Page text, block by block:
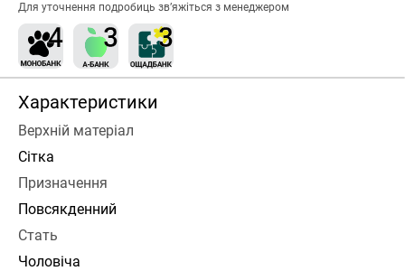
Для уточнення подробиць зв’яжіться з менеджером
Характеристики
Верхній матеріал
Сітка
Призначення
Повсякденний
Стать
Чоловіча